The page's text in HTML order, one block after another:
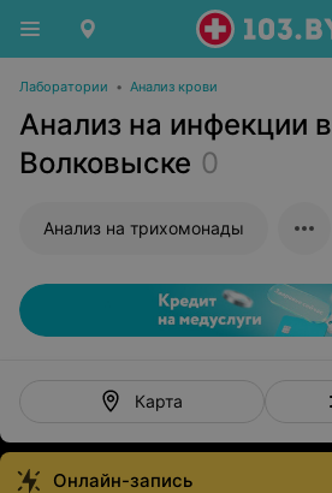
Лаборатории • Анализ крови
Анализ на инфекции в
Волковыске 0
Анализ на трихомонады
Карта
Онлайн-запись